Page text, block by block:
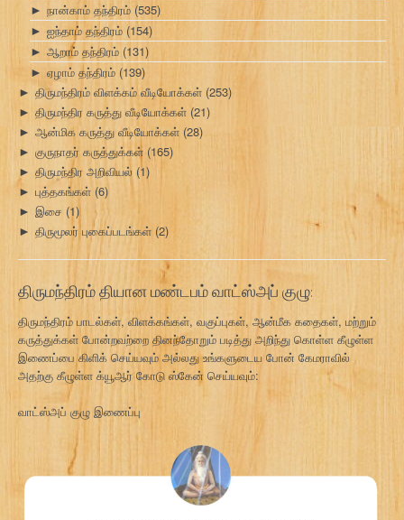
► நான்காம் தந்திரம் (535)
► ஐந்தாம் தந்திரம் (154)
► ஆறாம் தந்திரம் (131)
► ஏழாம் தந்திரம் (139)
► திருமந்திரம் விளக்கம் வீடியோக்கள் (253)
► திருமந்திர கருத்து வீடியோக்கள் (21)
► ஆன்மிக கருத்து வீடியோக்கள் (28)
► குருநாதர் கருத்துக்கள் (165)
► திருமந்திர அறிவியல் (1)
► புத்தகங்கள் (6)
► இசை (1)
► திருமூலர் புகைப்படங்கள் (2)
திருமந்திரம் தியான மண்டபம் வாட்ஸ்அப் குழு:
திருமந்திரம் பாடல்கள், விளக்கங்கள், வகுப்புகள், ஆன்மீக கதைகள், மற்றும்
கருத்துக்கள் போன்றவற்றை தினந்தோறும் படித்து அறிந்து கொள்ள கீழுள்ள
இணைப்பை கிளிக் செய்யவும் அல்லது உங்களுடைய போன் கேமராவில்
அதற்கு கீழுள்ள க்யூஆர் கோடு ஸ்கேன் செய்யவும்:
வாட்ஸ்அப் குழு இணைப்பு